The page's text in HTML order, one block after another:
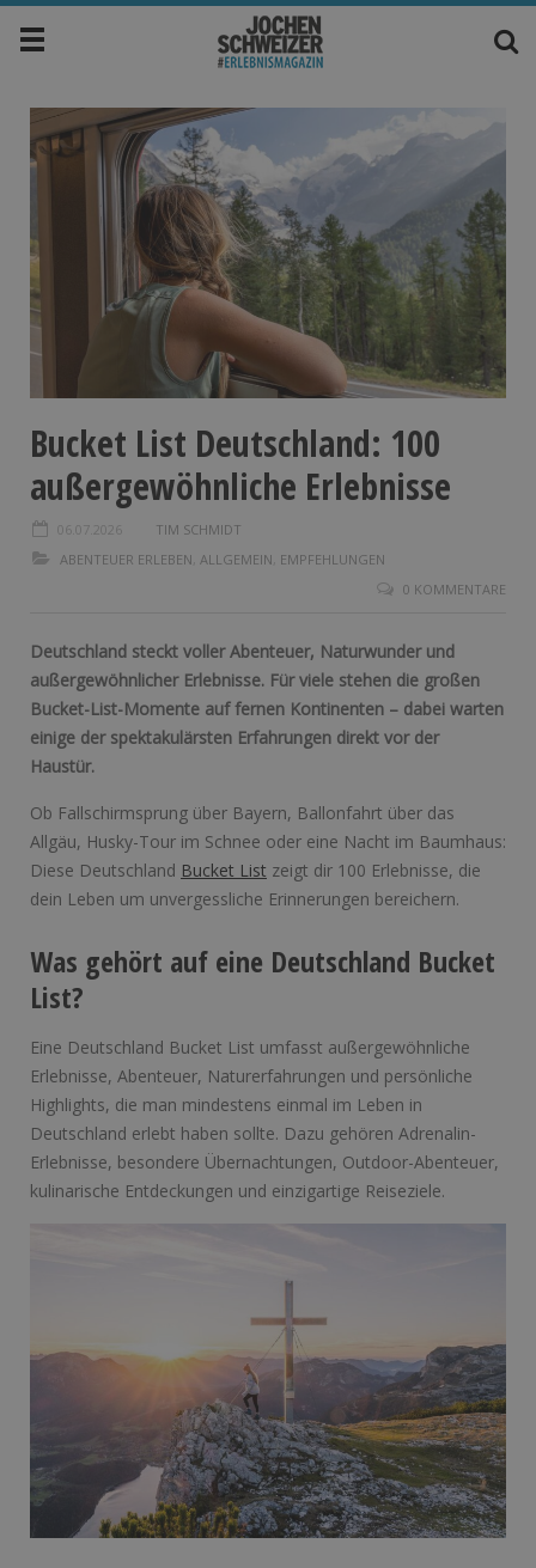
Bucket List Deutschland: 100
außergewöhnliche Erlebnisse
06.07.2026
TIM SCHMIDT
ABENTEUER ERLEBEN ALLGEMEIN EMPFEHLUNGEN
0 KOMMENTARE
Deutschland steckt voller Abenteuer, Naturwunder und
außergewöhnlicher Erlebnisse. Für viele stehen die großen
Bucket-List-Momente auf fernen Kontinenten – dabei warten
einige der spektakulärsten Erfahrungen direkt vor der
Haustür.
Ob Fallschirmsprung über Bayern, Ballonfahrt über das
Allgäu, Husky-Tour im Schnee oder eine Nacht im Baumhaus:
Diese Deutschland Bucket List zeigt dir 100 Erlebnisse, die
dein Leben um unvergessliche Erinnerungen bereichern.
Was gehört auf eine Deutschland Bucket
List?
Eine Deutschland Bucket List umfasst außergewöhnliche
Erlebnisse, Abenteuer, Naturerfahrungen und persönliche
Highlights, die man mindestens einmal im Leben in
Deutschland erlebt haben sollte. Dazu gehören Adrenalin-
Erlebnisse, besondere Übernachtungen, Outdoor-Abenteuer,
kulinarische Entdeckungen und einzigartige Reiseziele.